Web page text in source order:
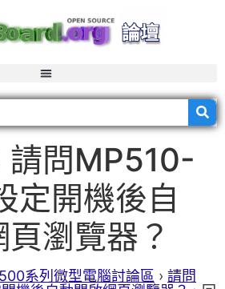
請問MP510-
定開機後自
瀏覽器？
系列微型電腦討論區 › 請問